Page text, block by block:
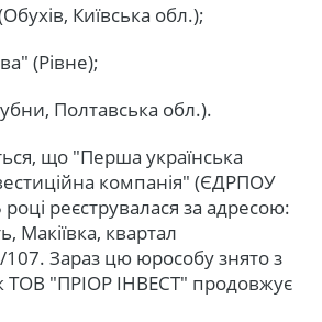
Київська обл.);
(Рівне);
Полтавська обл.).
що "Перша українська
компанія" (ЄДРПОУ
реєструвалася за адресою:
Макіївка, квартал
107. Зараз цю юрособу знято з
ТОВ "ПРІОР ІНВЕСТ" продовжує